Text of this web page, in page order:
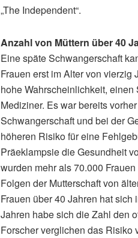
„The Independent“.
Anzahl von Müttern über 40
Eine späte Schwangerschaft
Frauen erst im Alter von
hohe Wahrscheinlichkeit, einen
Mediziner. Es war bereits
Schwangerschaft und bei der
höheren Risiko für eine
Präeklampsie die Gesundheit
wurden mehr als 70.000
Folgen der Mutterschaft von
Frauen über 40 Jahren hat
Jahren habe sich die Zahl den
Forscher verglichen das Risiko